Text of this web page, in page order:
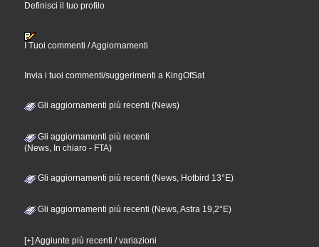
Definisci il tuo profilo
I Tuoi commenti / Aggiornamenti
Invia i tuoi commenti/suggerimenti a KingOfSat
Gli aggiornamenti più recenti (News)
Gli aggiornamenti più recenti
(News, In chiaro - FTA)
Gli aggiornamenti più recenti (News, Hotbird 13°E)
Gli aggiornamenti più recenti (News, Astra 19,2°E)
[+] Aggiunte più recenti / variazioni